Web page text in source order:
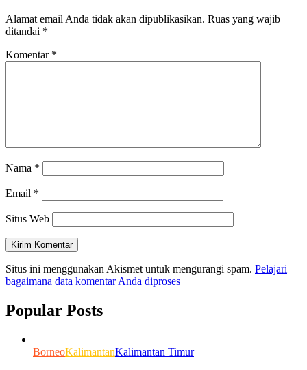
Alamat email Anda tidak akan dipublikasikan. Ruas yang wajib
ditandai *
Komentar *
Nama *
Email *
Situs Web
Situs ini menggunakan Akismet untuk mengurangi spam. Pelajari
bagaimana data komentar Anda diproses
Popular Posts
BorneoKalimantanKalimantan Timur